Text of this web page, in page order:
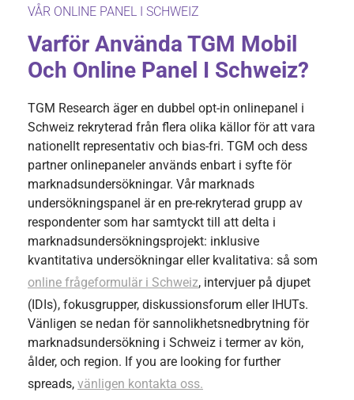
VÅR ONLINE PANEL I SCHWEIZ
Varför Använda TGM Mobil
Och Online Panel I Schweiz?
TGM Research äger en dubbel opt-in onlinepanel i
Schweiz rekryterad från flera olika källor för att vara
nationellt representativ och bias-fri. TGM och dess
partner onlinepaneler används enbart i syfte för
marknadsundersökningar. Vår marknads
undersökningspanel är en pre-rekryterad grupp av
respondenter som har samtyckt till att delta i
marknadsundersökningsprojekt: inklusive
kvantitativa undersökningar eller kvalitativa: så som
online frågeformulär i Schweiz, intervjuer på djupet
(IDIs), fokusgrupper, diskussionsforum eller IHUTs.
Vänligen se nedan för sannolikhetsnedbrytning för
marknadsundersökning i Schweiz i termer av kön,
ålder, och region. If you are looking for further
spreads, vänligen kontakta oss.